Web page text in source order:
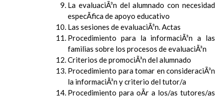
La evaluaciÃ³n del alumnado con necesidad
especÃ­fica de apoyo educativo
Las sesiones de evaluaciÃ³n. Actas
Procedimiento para la informaciÃ³n a las
familias sobre los procesos de evaluaciÃ³n
Criterios de promociÃ³n del alumnado
Procedimiento para tomar en consideraciÃ³n
la informaciÃ³n y criterio del tutor/a
Procedimiento para oÃ­r a los/as tutores/as